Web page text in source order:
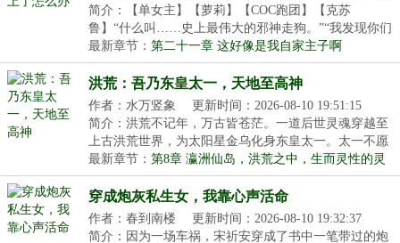
简介：【单女主】【萝莉】【COC跑团】【克苏
鲁】“什么叫……史上最伟大的邪神走狗。”“我发现你们
这群...
最新章节： 第二十一章 这好像是我自家主子啊
洪荒：吾乃东皇太一，天地至高神
作者：水万竖象
更新时间：2026-08-10 19:51:15
简介：洪荒不记年，万古皆苍茫。一道后世灵魂穿越至
上古洪荒世界，为太阳星金乌化身东皇太一。太一不愿
涉...
最新章节： 第8章 瀛洲仙岛，洪荒之中，生而灵性的灵
宝
穿成炮灰私生女，我靠心声活命
作者：春到南楼
更新时间：2026-08-10 19:32:37
简介：因为一场车祸，宋祈安穿成了书中一笔带过的炮